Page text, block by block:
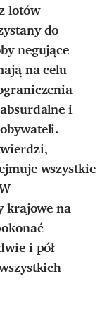
lotów
do
negujące
na celu
i
wszystkie
krajowe na
i pół